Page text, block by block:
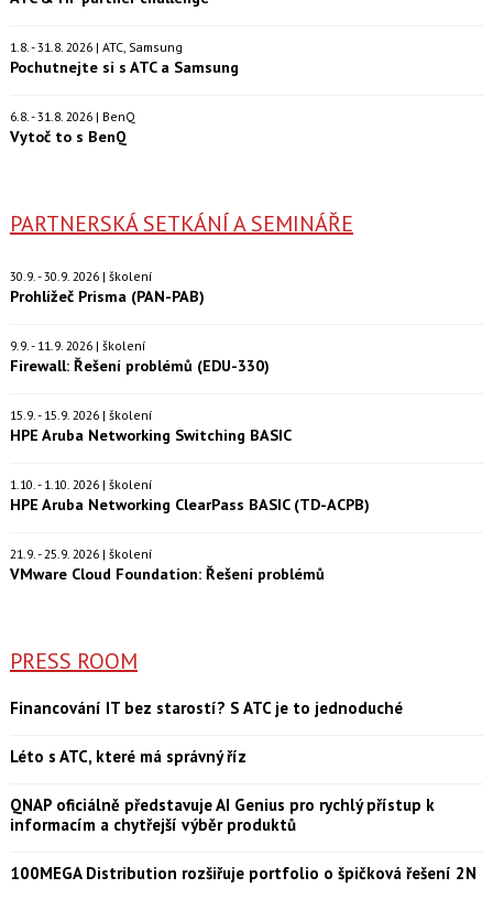
1.8. - 31.8. 2026 | ATC, Samsung
Pochutnejte si s ATC a Samsung
6.8. - 31.8. 2026 | BenQ
Vytoč to s BenQ
PARTNERSKÁ SETKÁNÍ A SEMINÁŘE
30.9. - 30.9. 2026 | školení
Prohlížeč Prisma (PAN-PAB)
9.9. - 11.9. 2026 | školení
Firewall: Řešení problémů (EDU-330)
15.9. - 15.9. 2026 | školení
HPE Aruba Networking Switching BASIC
1.10. - 1.10. 2026 | školení
HPE Aruba Networking ClearPass BASIC (TD-ACPB)
21.9. - 25.9. 2026 | školení
VMware Cloud Foundation: Řešení problémů
PRESS ROOM
Financování IT bez starostí? S ATC je to jednoduché
Léto s ATC, které má správný říz
QNAP oficiálně představuje AI Genius pro rychlý přístup k
informacím a chytřejší výběr produktů
100MEGA Distribution rozšiřuje portfolio o špičková řešení 2N